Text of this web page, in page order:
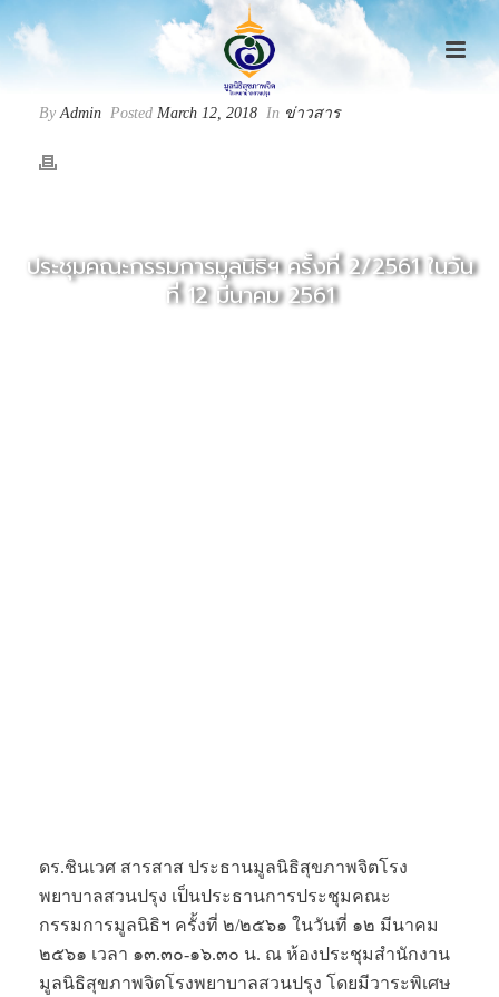
ByAdmin Posted March 12, 2018 In ข่าวสาร
ประชุมคณะกรรมการมูลนิธิฯ ครั้งที่ 2/2561 ในวัน
ที่ 12 มีนาคม 2561
ดร.ชินเวศ สารสาส ประธานมูลนิธิสุขภาพจิตโรง
พยาบาลสวนปรุง เป็นประธานการประชุมคณะ
กรรมการมูลนิธิฯ ครั้งที่ ๒/๒๕๖๑ ในวันที่ ๑๒ มีนาคม
๒๕๖๑ เวลา ๑๓.๓๐-๑๖.๓๐ น. ณ ห้องประชุมสำนักงาน
มูลนิธิสุขภาพจิตโรงพยาบาลสวนปรุง โดยมีวาระพิเศษ